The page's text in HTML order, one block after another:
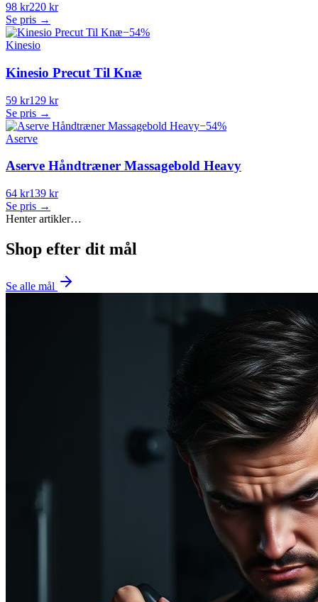
98 kr220 kr
Se pris →
−54%
Kinesio
Kinesio Precut Til Knæ
59 kr129 kr
Se pris →
−54%
Aserve
Aserve Håndtræner Massagebold Heavy
64 kr139 kr
Se pris →
Henter artikler…
Shop efter dit mål
Se alle mål